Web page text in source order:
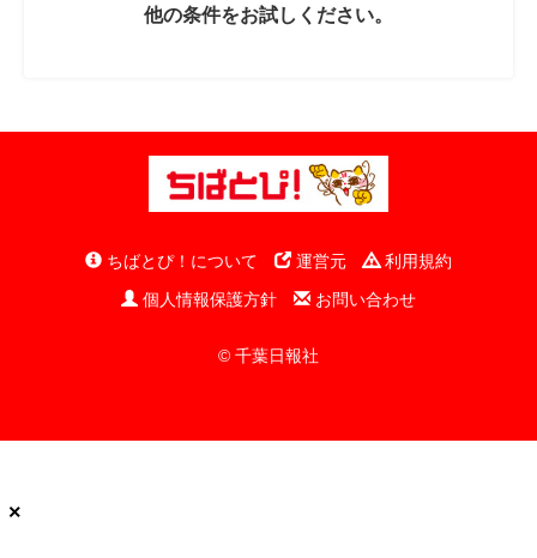
他の条件をお試しください。
ちばとぴ！について 運営元
利用規約
個人情報保護方針
お問い合わせ
© 千葉日報社
×